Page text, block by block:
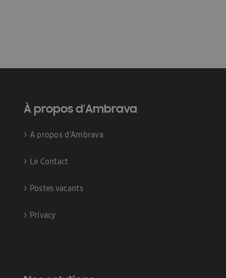
À propos d'Ambrava
> A propos d’Ambrava
> Le Contact
> Postes vacants
> Privacy